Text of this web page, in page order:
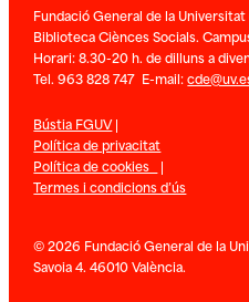
Fundació General de la Universitat
Biblioteca Ciènces Socials.
Horari: 8.30-20 h. de dilluns a
Tel. 963 828 747 E-mail:
Bústia FGUV|
Política de privacitat
Política de cookies |
Termes i condicions d’ús
© 2026 Fundació General de la
Savoia 4. 46010 València.